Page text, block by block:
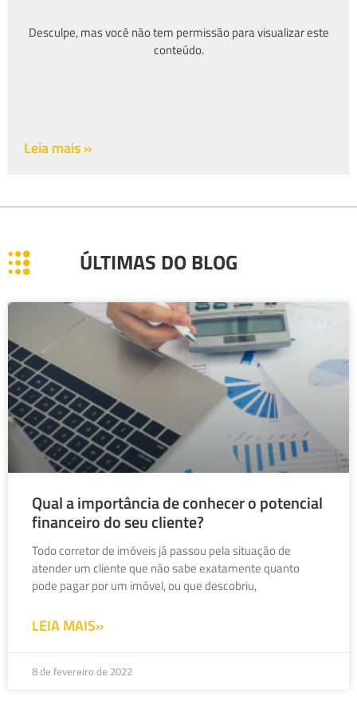
Desculpe, mas você não tem permissão para visualizar este
conteúdo.
Leia mais »
ÚLTIMAS DO BLOG
Qual a importância de conhecer o potencial
financeiro do seu cliente?
Todo corretor de imóveis já passou pela situação de
atender um cliente que não sabe exatamente quanto
pode pagar por um imóvel, ou que descobriu,
LEIA MAIS»
8 de fevereiro de 2022